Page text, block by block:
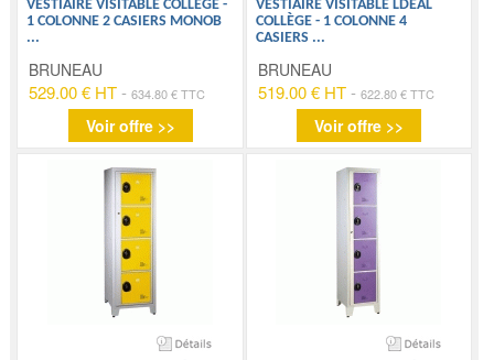
VESTIAIRE VISITABLE COLLÈGE -
1 COLONNE 2 CASIERS MONOB
...
BRUNEAU
529.00 € HT -634.80 € TTC
Voir offre >>
VESTIAIRE VISITABLE LDÉAL
COLLÈGE - 1 COLONNE 4
CASIERS ...
BRUNEAU
519.00 € HT- 622.80 € TTC
Voir offre >>